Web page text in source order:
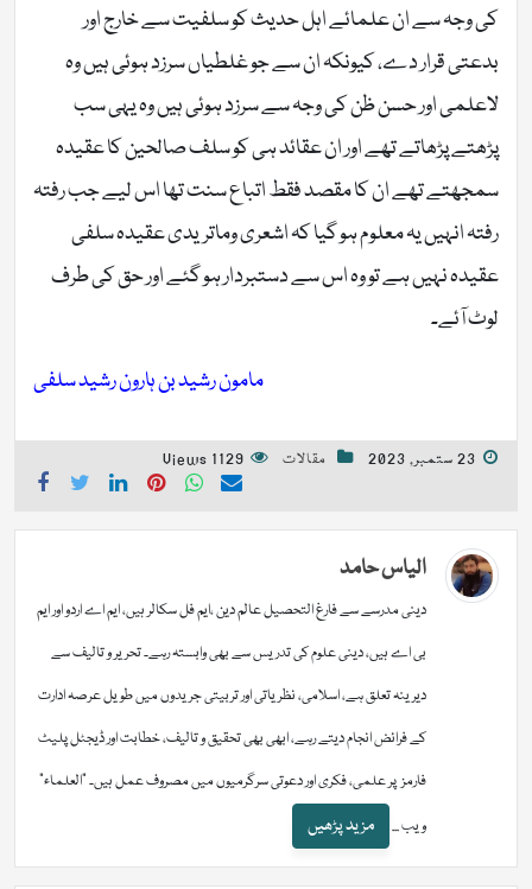
کی وجہ سے ان علمائے اہل حدیث کو سلفیت سے خارج اور
بدعتی قرار دے، کیونکہ ان سے جو غلطیاں سرزد ہوئی ہیں وہ
لاعلمی اور حسن ظن کی وجہ سے سرزد ہوئی ہیں وہ یہی سب
پڑھتے پڑھاتے تھے اور ان عقائد ہی کو سلف صالحین کا عقیدہ
سمجھتے تھے ان کا مقصد فقط اتباع سنت تھا اس لیے جب رفتہ
رفتہ انہیں یہ معلوم ہو گیا کہ اشعری وماتریدی عقیدہ سلفی
عقیدہ نہیں ہے تو وہ اس سے دستبردار ہو گئے اور حق کی طرف
لوٹ آئے۔
مامون رشید بن ہارون رشید سلفی
23 ستمبر, 2023 مقالات 1129 Views
الیاس حامد
دینی مدرسے سے فارغ التحصیل عالم دین ،ایم فل سکالر ہیں، ایم اے اردو اور ایم
بی اے ہیں، دینی علوم کی تدریس سے بھی وابستہ رہے۔ تحریر و تالیف سے
دیرینہ تعلق ہے، اسلامی، نظریاتی اور تربیتی جریدوں میں طویل عرصہ ادارت
کے فرائض انجام دیتے رہے، ابھی بھی تحقیق و تالیف، خطابت اور ڈیجٹل پلیٹ
فارمز پر علمی، فکری اور دعوتی سرگرمیوں میں مصروف عمل ہیں۔ "العلماء"
ویب ...
مزید پڑھیں